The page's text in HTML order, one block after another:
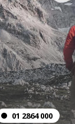
01 2864 000